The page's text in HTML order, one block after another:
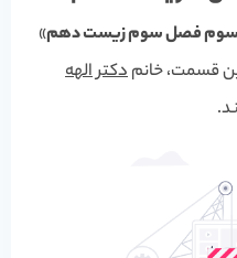
سوم فصل سوم زیست دهم»
قسمت، خانمدکتر الهه